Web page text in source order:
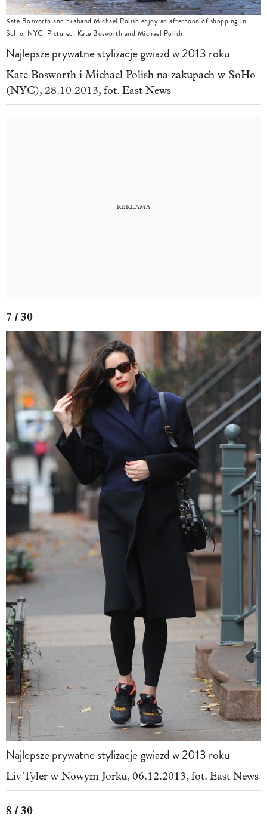
Kate Bosworth and husband Michael Polish enjoy an afternoon of shopping in
SoHo, NYC. Pictured: Kate Bosworth and Michael Polish
Najlepsze prywatne stylizacje gwiazd w 2013 roku
Kate Bosworth i Michael Polish na zakupach w SoHo
(NYC), 28.10.2013, fot. East News
7 / 30
Najlepsze prywatne stylizacje gwiazd w 2013 roku
Liv Tyler w Nowym Jorku, 06.12.2013, fot. East News
8 / 30